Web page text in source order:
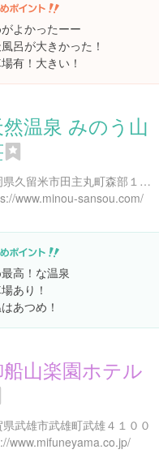
がよかったーー
風呂が大きかった！
有！大きい！
然温泉 みのう山
福岡県久留米市田主丸町森部１２０６
www.minou-sansou.com/
最高！な温泉
あり！
あつめ！
山楽園ホテル
武雄市武雄町武雄４１００
www.mifuneyama.co.jp/